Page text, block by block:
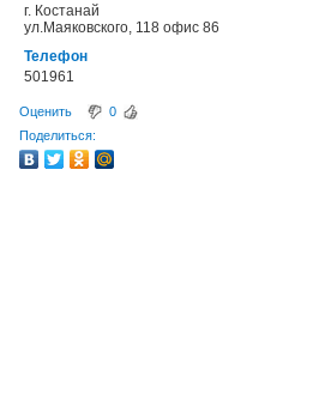
г. Костанай
ул.Маяковского, 118 офис 86
Телефон
501961
Оценить
0
Поделиться: